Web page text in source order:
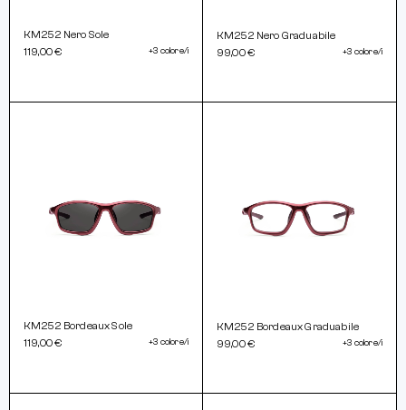
KM252 Nero Sole
119,00 €
+3 colore/i
KM252 Nero Graduabile
99,00 €
+3 colore/i
KM252 Bordeaux Sole
119,00 €
+3 colore/i
KM252 Bordeaux Graduabile
99,00 €
+3 colore/i